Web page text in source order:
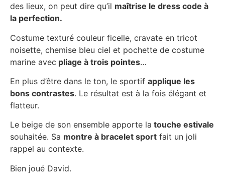
des lieux, on peut dire qu’il maîtrise le dress code à
la perfection.
Costume texturé couleur ficelle, cravate en tricot
noisette, chemise bleu ciel et pochette de costume
marine avec pliage à trois pointes…
En plus d’être dans le ton, le sportif applique les
bons contrastes. Le résultat est à la fois élégant et
flatteur.
Le beige de son ensemble apporte la touche estivale
souhaitée. Sa montre à bracelet sport fait un joli
rappel au contexte.
Bien joué David.